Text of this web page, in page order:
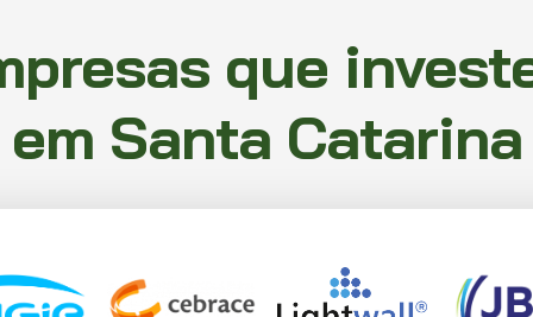
que
em Santa Catarina